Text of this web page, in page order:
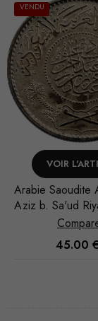
VENDU
VOIR
Arabie Saoudite
Aziz b. Sa'ud
1948/AH 1367
45.00 €